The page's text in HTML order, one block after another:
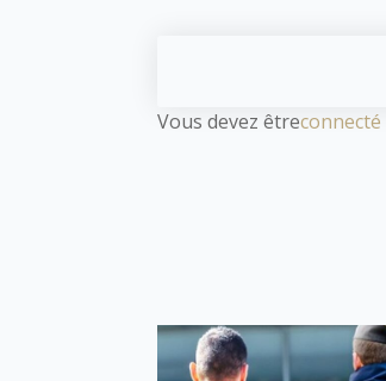
Vous devez êtreconnecté